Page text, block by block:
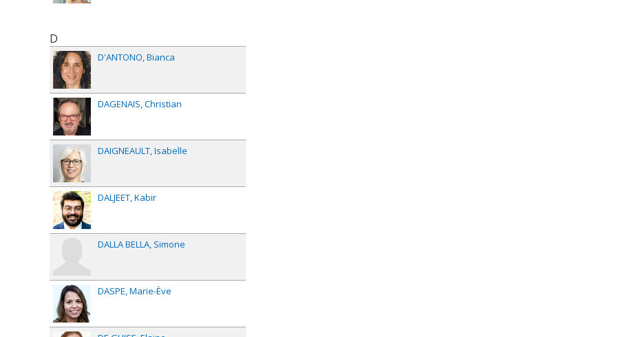
D
D'ANTONO Bianca
DAGENAIS Christian
DAIGNEAULT Isabelle
DALJEET Kabir
DALLA BELLA Simone
DASPE Marie-Ève